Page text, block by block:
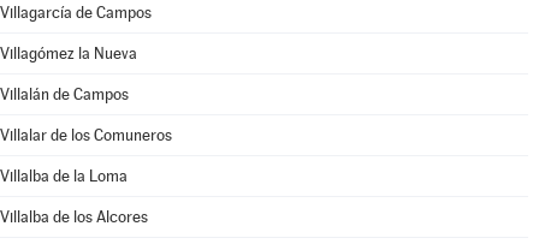
Villagarcía de Campos
Villagómez la Nueva
Villalán de Campos
Villalar de los Comuneros
Villalba de la Loma
Villalba de los Alcores